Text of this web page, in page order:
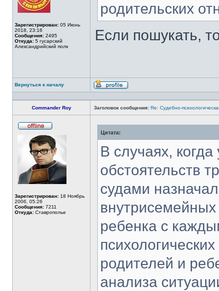
Зарегистрирован: 05 Июнь
2018, 23:16
Сообщения: 2495
Откуда: 5 гусарский
Александрийский полк
родительских
Если пошукать,
Вернуться к началу
Профиль
Commander Roy Заголовок сообщения: Re: Судебно-
в
сети
Зарегистрирован: 18 Ноябрь
2006, 05:26
Сообщения: 7211
Откуда: Ставрополье
Цитата:
В случаях,
обстоятельств
судами
ребенка с
родителей и
анализа